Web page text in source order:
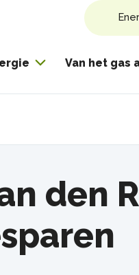
Van het gas
den